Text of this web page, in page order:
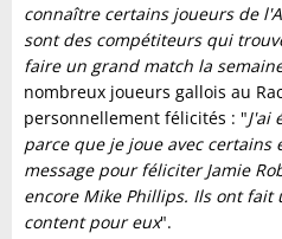
connaître certains joueurs de
sont des compétiteurs qui
faire un grand match la
nombreux joueurs gallois au
personnellement félicités : "J'ai
parce que je joue avec certains
message pour féliciter Jamie
encore Mike Phillips. Ils ont
content pour eux".